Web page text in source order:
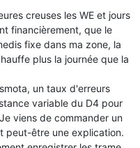
creuses les WE et jours
financièrement, que le
fixe dans ma zone, la
plus la journée que la
un taux d'erreurs
variable du D4 pour
viens de commander un
peut-être une explication.